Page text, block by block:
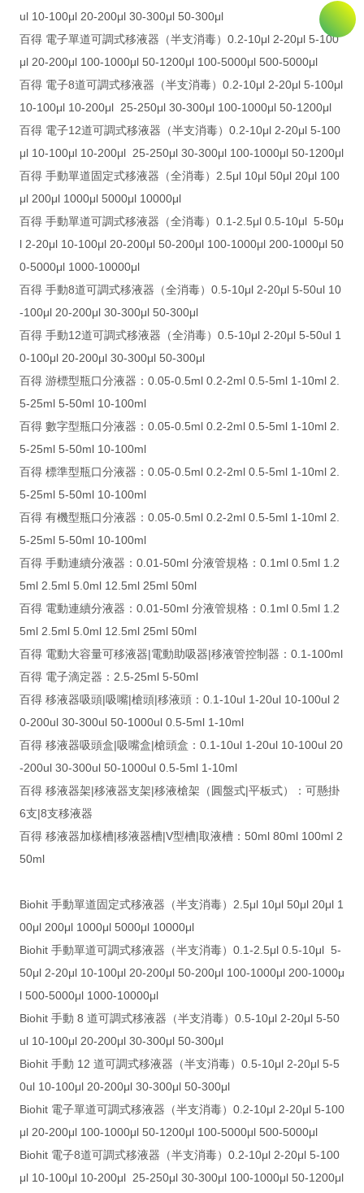
ul 10-100μl 20-200μl 30-300μl 50-300μl
百得 電子單道可調式移液器（半支消毒）0.2-10μl 2-20μl 5-100
μl 20-200μl 100-1000μl 50-1200μl 100-5000μl 500-5000μl
百得 電子8道可調式移液器（半支消毒）0.2-10μl 2-20μl 5-100μl
10-100μl 10-200μl 25-250μl 30-300μl 100-1000μl 50-1200μl
百得 電子12道可調式移液器（半支消毒）0.2-10μl 2-20μl 5-100
μl 10-100μl 10-200μl 25-250μl 30-300μl 100-1000μl 50-1200μl
百得 手動單道固定式移液器（全消毒）2.5μl 10μl 50μl 20μl 100
μl 200μl 1000μl 5000μl 10000μl
百得 手動單道可調式移液器（全消毒）0.1-2.5μl 0.5-10μl 5-50μ
l 2-20μl 10-100μl 20-200μl 50-200μl 100-1000μl 200-1000μl 50
0-5000μl 1000-10000μl
百得 手動8道可調式移液器（全消毒）0.5-10μl 2-20μl 5-50ul 10
-100μl 20-200μl 30-300μl 50-300μl
百得 手動12道可調式移液器（全消毒）0.5-10μl 2-20μl 5-50ul 1
0-100μl 20-200μl 30-300μl 50-300μl
百得 游標型瓶口分液器：0.05-0.5ml 0.2-2ml 0.5-5ml 1-10ml 2.
5-25ml 5-50ml 10-100ml
百得 數字型瓶口分液器：0.05-0.5ml 0.2-2ml 0.5-5ml 1-10ml 2.
5-25ml 5-50ml 10-100ml
百得 標準型瓶口分液器：0.05-0.5ml 0.2-2ml 0.5-5ml 1-10ml 2.
5-25ml 5-50ml 10-100ml
百得 有機型瓶口分液器：0.05-0.5ml 0.2-2ml 0.5-5ml 1-10ml 2.
5-25ml 5-50ml 10-100ml
百得 手動連續分液器：0.01-50ml 分液管規格：0.1ml 0.5ml 1.2
5ml 2.5ml 5.0ml 12.5ml 25ml 50ml
百得 電動連續分液器：0.01-50ml 分液管規格：0.1ml 0.5ml 1.2
5ml 2.5ml 5.0ml 12.5ml 25ml 50ml
百得 電動大容量可移液器|電動助吸器|移液管控制器：0.1-100ml
百得 電子滴定器：2.5-25ml 5-50ml
百得 移液器吸頭|吸嘴|槍頭|移液頭：0.1-10ul 1-20ul 10-100ul 2
0-200ul 30-300ul 50-1000ul 0.5-5ml 1-10ml
百得 移液器吸頭盒|吸嘴盒|槍頭盒：0.1-10ul 1-20ul 10-100ul 20
-200ul 30-300ul 50-1000ul 0.5-5ml 1-10ml
百得 移液器架|移液器支架|移液槍架（圓盤式|平板式）：可懸掛
6支|8支移液器
百得 移液器加樣槽|移液器槽|V型槽|取液槽：50ml 80ml 100ml 2
50ml
Biohit 手動單道固定式移液器（半支消毒）2.5μl 10μl 50μl 20μl 1
00μl 200μl 1000μl 5000μl 10000μl
Biohit 手動單道可調式移液器（半支消毒）0.1-2.5μl 0.5-10μl 5-
50μl 2-20μl 10-100μl 20-200μl 50-200μl 100-1000μl 200-1000μ
l 500-5000μl 1000-10000μl
Biohit 手動 8 道可調式移液器（半支消毒）0.5-10μl 2-20μl 5-50
ul 10-100μl 20-200μl 30-300μl 50-300μl
Biohit 手動 12 道可調式移液器（半支消毒）0.5-10μl 2-20μl 5-5
0ul 10-100μl 20-200μl 30-300μl 50-300μl
Biohit 電子單道可調式移液器（半支消毒）0.2-10μl 2-20μl 5-100
μl 20-200μl 100-1000μl 50-1200μl 100-5000μl 500-5000μl
Biohit 電子8道可調式移液器（半支消毒）0.2-10μl 2-20μl 5-100
μl 10-100μl 10-200μl 25-250μl 30-300μl 100-1000μl 50-1200μl